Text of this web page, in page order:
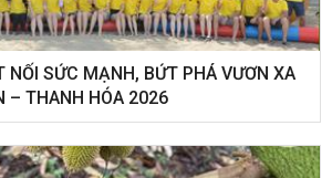
NỐI SỨC MẠNH, BỨT PHÁ VƯƠN XA
– THANH HÓA 2026